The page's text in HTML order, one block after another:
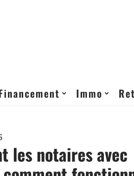
Immo
les notaires avec